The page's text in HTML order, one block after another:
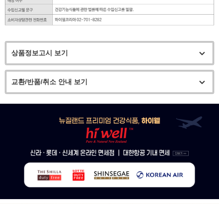
상품정보고시 보기
교환/반품/취소 안내 보기